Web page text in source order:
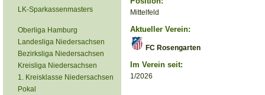
LK-Sparkassenmasters
Oberliga Hamburg
Landesliga Niedersachsen
Bezirksliga Niedersachsen
Kreisliga Niedersachsen
1. Kreisklasse Niedersachsen
Pokal
Mittelfeld
Aktueller Verein:
FC Rosengarten
Im Verein seit:
1/2026